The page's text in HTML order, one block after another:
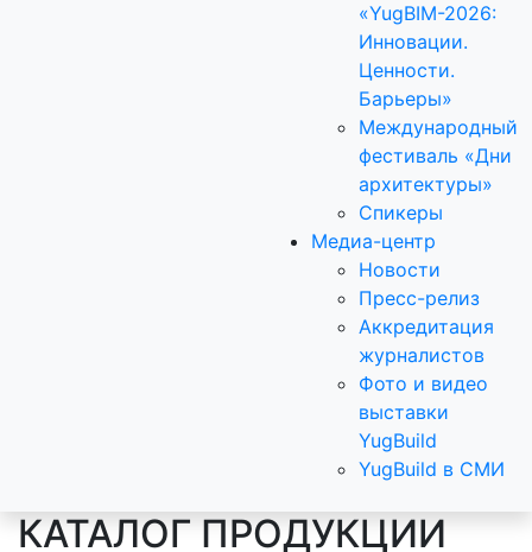
«YugBIM-2026:
Инновации.
Ценности.
Барьеры»
Международный
фестиваль «Дни
архитектуры»
Спикеры
Медиа-центр
Новости
Пресс-релиз
Аккредитация
журналистов
Фото и видео
выставки
YugBuild
YugBuild в СМИ
КАТАЛОГ ПРОДУКЦИИ